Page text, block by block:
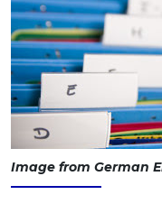
Image from German